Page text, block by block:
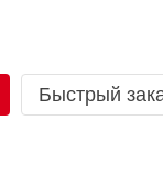
Быстрый